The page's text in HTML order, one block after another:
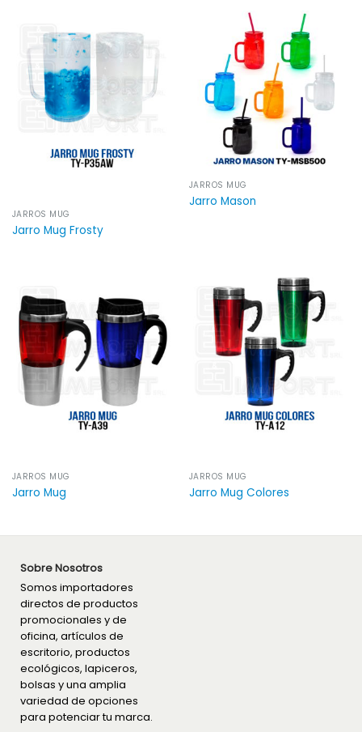
JARROS MUG
Jarro Mug Frosty
JARROS MUG
Jarro Mason
JARROS MUG
Jarro Mug
JARROS MUG
Jarro Mug Colores
Sobre Nosotros
Somos importadores
directos de productos
promocionales y de
oficina, artículos de
escritorio, productos
ecológicos, lapiceros,
bolsas y una amplia
variedad de opciones
para potenciar tu marca.